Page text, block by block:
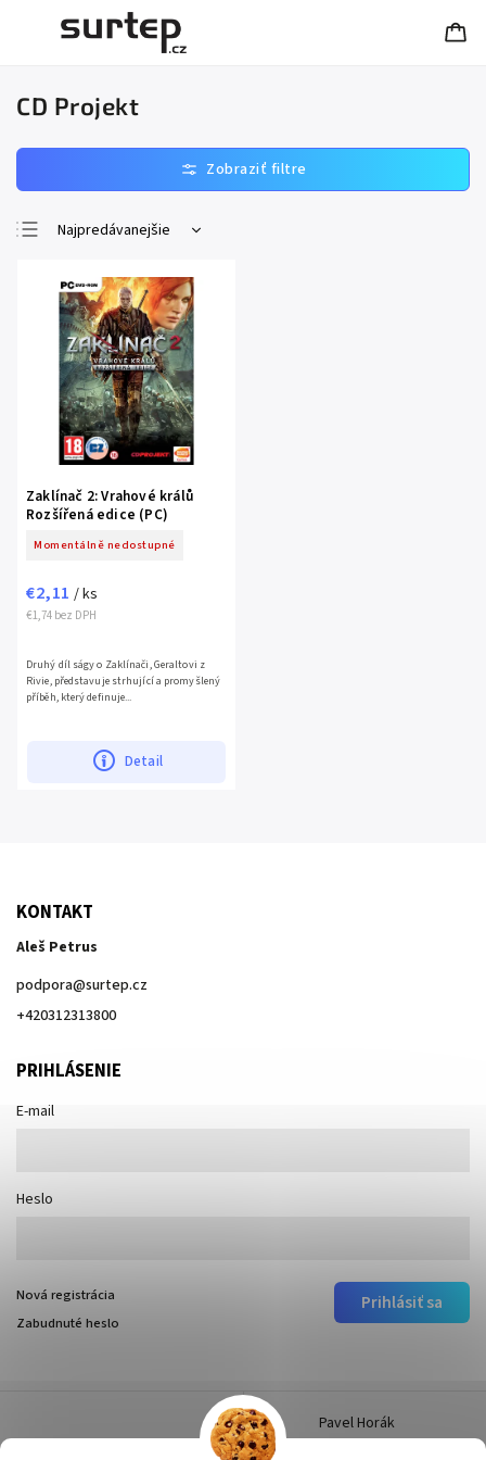
CD Projekt
Najpredávanejšie
Najdrahšie
Abecedne
Zaklínač 2: Vrahové králů
Rozšířená edice (PC)
Momentálně nedostupné
€1,74 bez DPH
€2,11 / ks
Detail
Druhý díl ságy o Zaklínači, Geraltovi z
Rivie, představuje strhující a promyšlený
příběh, který definuje...
KONTAKT
Aleš Petrus
podpora@surtep.cz
+420312313800
PRIHLÁSENIE
E-mail
Heslo
Prihlásiť sa
Nová registrácia
Zabudnuté heslo
Pavel Horák